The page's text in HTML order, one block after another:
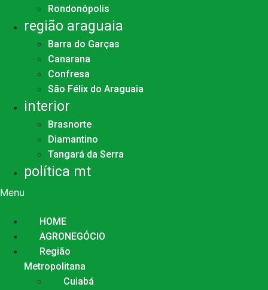
Rondonópolis
região araguaia
Barra do Garças
Canarana
Confresa
São Félix do Araguaia
interior
Brasnorte
Diamantino
Tangará da Serra
política mt
Menu
HOME
AGRONEGÓCIO
Região
Metropolitana
Cuiabá